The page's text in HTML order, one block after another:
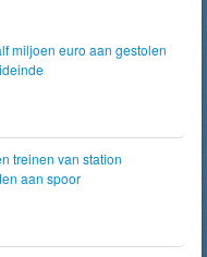
miljoen euro aan gestolen
treinen van station
aan spoor